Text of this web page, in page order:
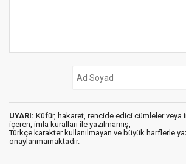
UYARI: Küfür, hakaret, rencide edici cümleler veya
içeren, imla kuralları ile yazılmamış,
Türkçe karakter kullanılmayan ve büyük harflerle
onaylanmamaktadır.